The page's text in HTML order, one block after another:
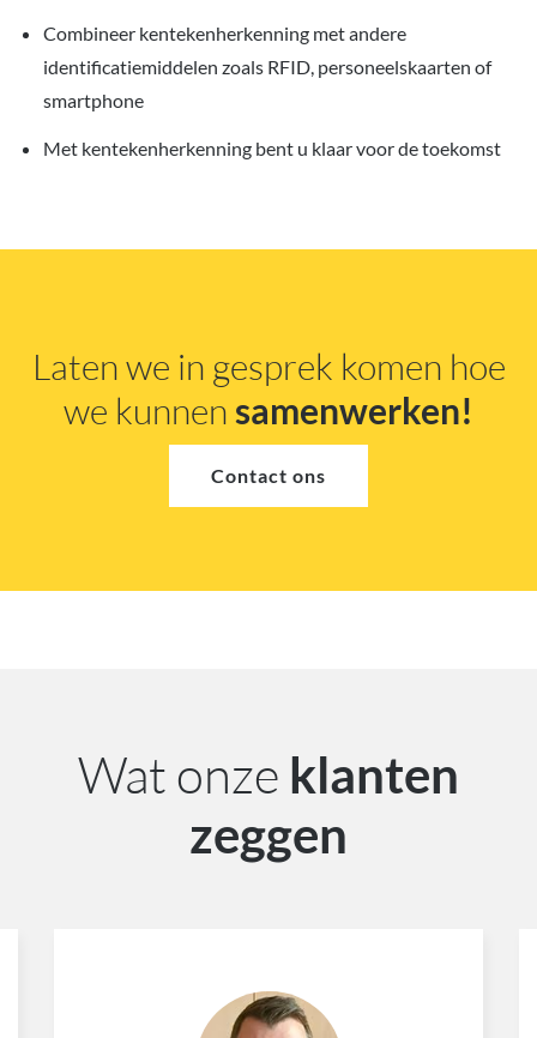
Combineer kentekenherkenning met andere
identificatiemiddelen zoals RFID, personeelskaarten of
smartphone
Met kentekenherkenning bent u klaar voor de toekomst
Laten we in gesprek komen hoe
we kunnensamenwerken!
Contact ons
Wat onze klanten
zeggen